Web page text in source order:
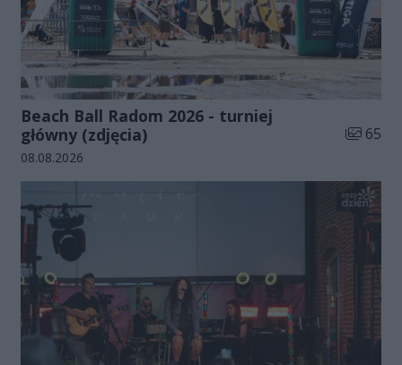
Beach Ball Radom 2026 - turniej
główny (zdjęcia)
Liczba
65
Data dodania galerii:
08.08.2026